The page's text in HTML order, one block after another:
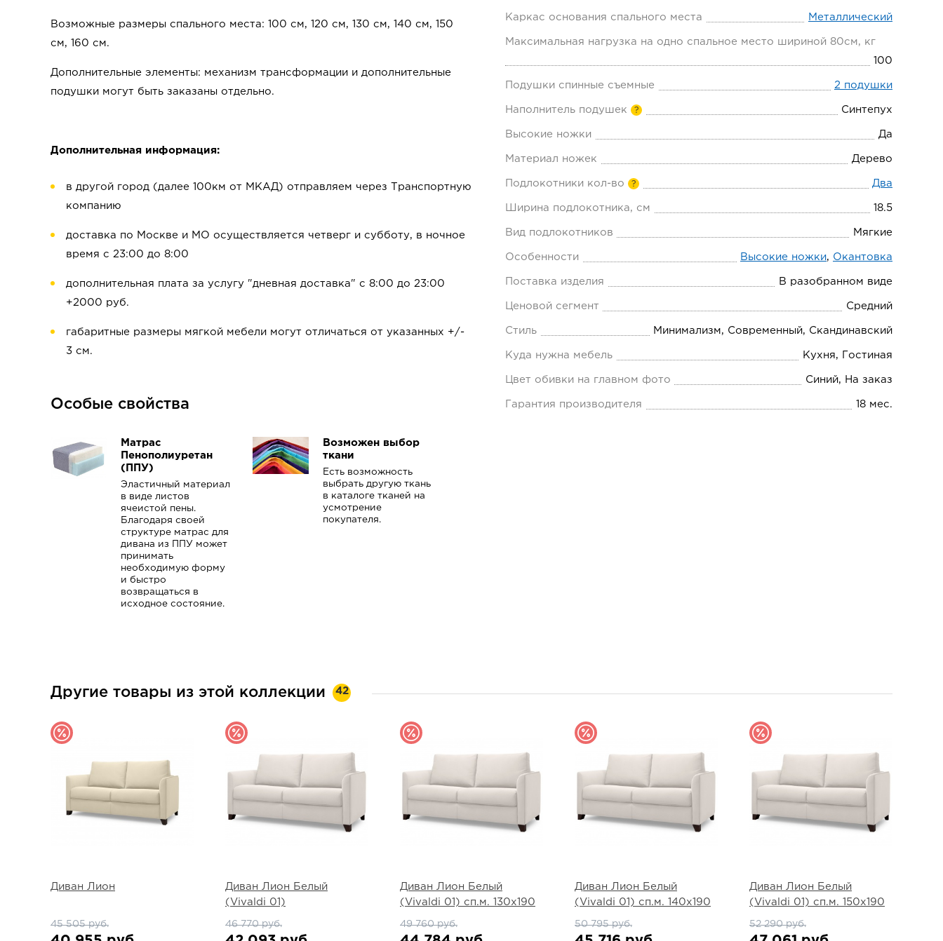
Возможные размеры спального места: 100 см, 120 см, 130 см, 140 см, 150
см, 160 см.
Дополнительные элементы: механизм трансформации и дополнительные
подушки могут быть заказаны отдельно.
Дополнительная информация:
в другой город (далее 100км от МКАД) отправляем через Транспортную
компанию
доставка по Москве и МО осуществляется четверг и субботу, в ночное
время с 23:00 до 8:00
дополнительная плата за услугу "дневная доставка" с 8:00 до 23:00
+2000 руб.
габаритные размеры мягкой мебели могут отличаться от указанных +/-
3 см.
Особые свойства
Матрас
Пенополиуретан
(ППУ)
Эластичный материал
в виде листов
ячеистой пены.
Благодаря своей
структуре матрас для
дивана из ППУ может
принимать
необходимую форму
и быстро
возвращаться в
исходное состояние.
Возможен выбор
ткани
Есть возможность
выбрать другую ткань
в каталоге тканей на
усмотрение
покупателя.
Каркас основания спального места Металлический
Максимальная нагрузка на одно спальное место шириной 80см, кг
100
Подушки спинные съемные 2 подушки
Наполнитель подушек ? Синтепух
Высокие ножки Да
Материал ножек Дерево
Подлокотники кол-во ? Два
Ширина подлокотника, см 18.5
Вид подлокотников Мягкие
Особенности Высокие ножки Окантовка
Поставка изделия В разобранном виде
Ценовой сегмент Средний
Стиль Минимализм, Современный, Скандинавский
Куда нужна мебель Кухня, Гостиная
Цвет обивки на главном фото Синий, На заказ
Гарантия производителя 18 мес.
Другие товары из этой коллекции 42
Диван Лион
45 505 руб.
Диван Лион Белый
(Vivaldi 01)
46 770 руб.
Диван Лион Белый
(Vivaldi 01) сп.м. 130х190
49 760 руб.
Диван Лион Белый
(Vivaldi 01) сп.м. 140х190
50 795 руб.
Диван Лион Белый
(Vivaldi 01) сп.м. 150х190
52 290 руб.